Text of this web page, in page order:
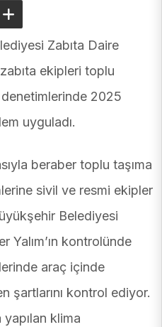
Zabıta Daire
zabıta ekipleri toplu
denetimlerinde 2025
uyguladı.
beraber toplu taşıma
sivil ve resmi ekipler
Belediyesi
Yalım’ın kontrolünde
araç içinde
şartlarını kontrol ediyor.
klima